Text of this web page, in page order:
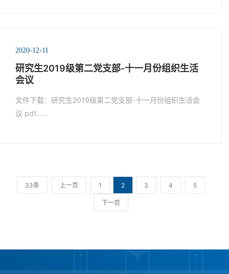
2020-12-11
研究生2019级第二党支部-十一月份组织生活
会议
文件下载：研究生2019级第二党支部-十一月份组织生活会
议 pdf……
33条 上一页 1 2 3 4 5
下一页